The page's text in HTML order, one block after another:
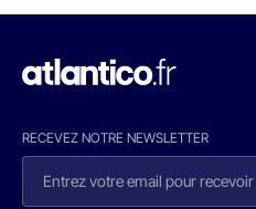
RECEVEZ NOTRE NEWSLETTER